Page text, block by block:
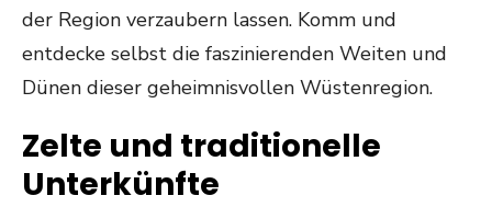
der Region verzaubern lassen. Komm und
entdecke selbst die faszinierenden Weiten und
Dünen dieser geheimnisvollen Wüstenregion.
Zelte und traditionelle
Unterkünfte